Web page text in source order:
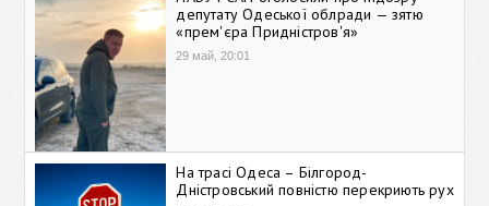
депутату Одеської облради — зятю
«прем'єра Придністров'я»
29 май, 20:01
На трасі Одеса – Білгород-
Дністровський повністю перекриють рух